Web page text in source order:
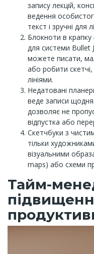
запису лекцій,
ведення
текст і зручні для
Блокноти в
для системи Bullet
можете писати,
або робити
лініями.
Недатовані
веде записи
дозволяє не
відпустка або
Скетчбуки з
тільки
візуальними
maps) або схеми
Тайм-